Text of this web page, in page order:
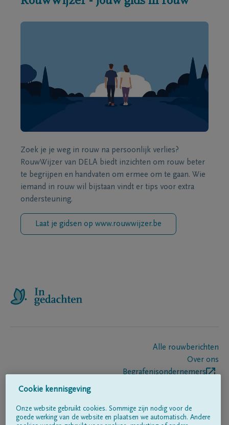
Zoek je je weg in rouw na persoonlijk verlies?
RouwWijzer van DELA biedt inzichten om rouw beter
te begrijpen en handvaten om ermee om te gaan. Wie
iemand in rouw wil bijstaan vindt er tips voor extra
ondersteuning.
Laat je gidsen op www.rouwwijzer.be
Alle rouwberichten
Over ons
Begrafenisondernemers
Volg ons op
Cookie kennisgeving
Onze website gebruikt cookies. Sommige zijn nodig voor de
goede werking van de website en plaatsen we automatisch. Andere